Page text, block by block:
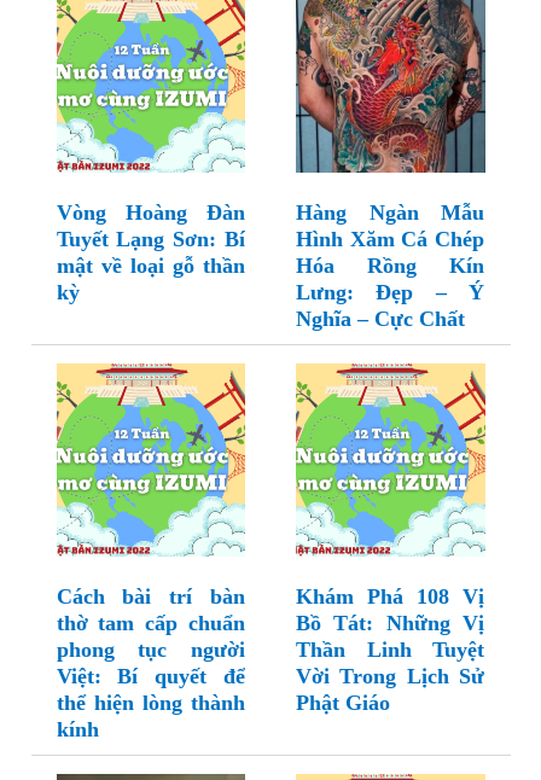
Vòng Hoàng Đàn
Tuyết Lạng Sơn: Bí
mật về loại gỗ thần
kỳ
Hàng Ngàn Mẫu
Hình Xăm Cá Chép
Hóa Rồng Kín
Lưng: Đẹp – Ý
Nghĩa – Cực Chất
Cách bài trí bàn
thờ tam cấp chuẩn
phong tục người
Việt: Bí quyết để
thể hiện lòng thành
kính
Khám Phá 108 Vị
Bồ Tát: Những Vị
Thần Linh Tuyệt
Vời Trong Lịch Sử
Phật Giáo